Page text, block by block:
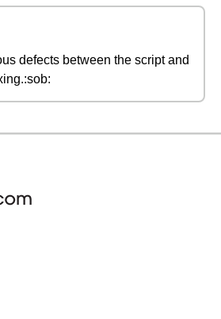
defects between the script and